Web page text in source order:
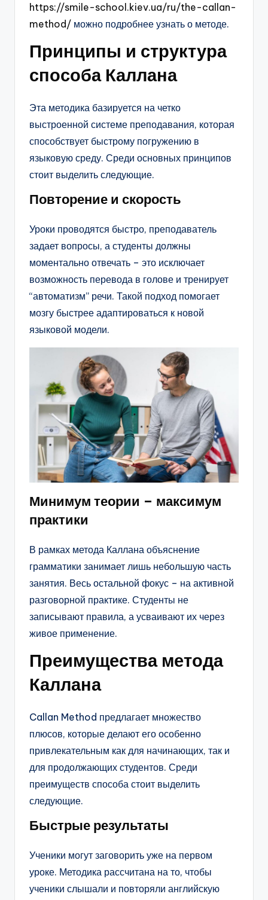
https://smile-school.kiev.ua/ru/the-callan-
method/ можно подробнее узнать о методе.
Принципы и структура
способа Каллана
Эта методика базируется на четко
выстроенной системе преподавания, которая
способствует быстрому погружению в
языковую среду. Среди основных принципов
стоит выделить следующие.
Повторение и скорость
Уроки проводятся быстро, преподаватель
задает вопросы, а студенты должны
моментально отвечать – это исключает
возможность перевода в голове и тренирует
“автоматизм” речи. Такой подход помогает
мозгу быстрее адаптироваться к новой
языковой модели.
Минимум теории – максимум
практики
В рамках метода Каллана объяснение
грамматики занимает лишь небольшую часть
занятия. Весь остальной фокус – на активной
разговорной практике. Студенты не
записывают правила, а усваивают их через
живое применение.
Преимущества метода
Каллана
Callan Method предлагает множество
плюсов, которые делают его особенно
привлекательным как для начинающих, так и
для продолжающих студентов. Среди
преимуществ способа стоит выделить
следующие.
Быстрые результаты
Ученики могут заговорить уже на первом
уроке. Методика рассчитана на то, чтобы
ученики слышали и повторяли английскую